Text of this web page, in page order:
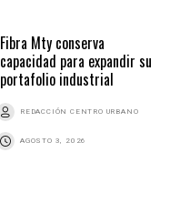
Fibra Mty conserva
capacidad para expandir su
portafolio industrial
REDACCIÓN CENTRO URBANO
AGOSTO 3, 2026